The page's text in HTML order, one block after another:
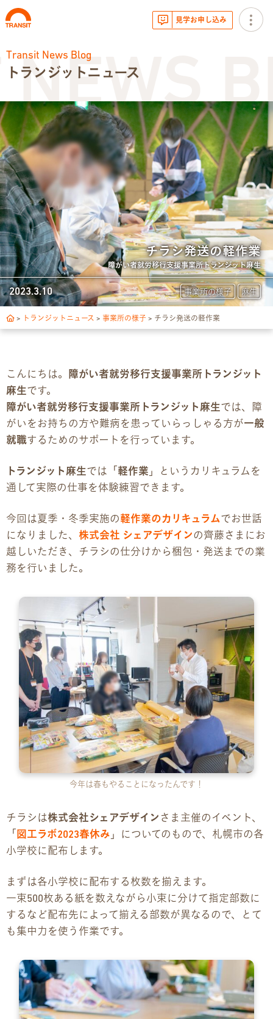
お知らせ
トランジットニュース
利用体験談
広報・イベント
サービス内容
就労移行支援とは
トランジットについて
1日の流れ
3つの支援制度
お食事の提供について
スキルアップ診断
パンフレット
デジタルパンフレット
広報チラシ・刊行物
アクセス・ご案内
交通アクセス
事業所ツアーマップ
Q&A
雇用をお考えの企業様へ
お問い合わせ
見学・体験のお申し込み
各種SNS
資料請求
採用情報
Transit News Blog
トランジットニュース
チラシ発送の軽作業
障がい者就労移行支援事業所トランジット麻生
事業所の様子 麻生
2023.3.10
> トランジットニュース > 事業所の様子 > チラシ発送の軽作業
こんにちは。
障がい者就労移行支援事業所トランジット
麻生です。
障がい者就労移行支援事業所トランジット麻生では、障
がいをお持ちの方や難病を患っていらっしゃる方が一般
就職するためのサポートを行っています。
トランジット麻生では「 軽作業 」というカリキュラムを
通して実際の仕事を体験練習できます。
今回は夏季・冬季実施の軽作業のカリキュラムでお世話
になりました、 株式会社 シェアデザインの齊藤さまにお
越しいただき、チラシの仕分けから梱包・発送までの業
務を行いました。
今年は春もやることになったんです！
チラシは株式会社シェアデザイン さま主催のイベント、
「 図工ラボ2023春休み 」についてのもので、札幌市の各
小学校に配布します。
まずは各小学校に配布する枚数を揃えます。
一束500枚ある紙を数えながら小束に分けて指定部数に
するなど配布先によって揃える部数が異なるので、とて
も集中力を使う作業です。
見学お申し込み